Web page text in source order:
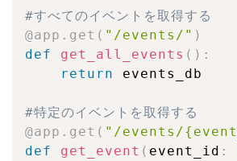
#すべてのイベントを取得する
@app . get ( "/events/" )
def
get_all_events ( ) :
return
events_db
#特定のイベントを取得する
@app . get ( "/events/
def
get_event ( event_id :